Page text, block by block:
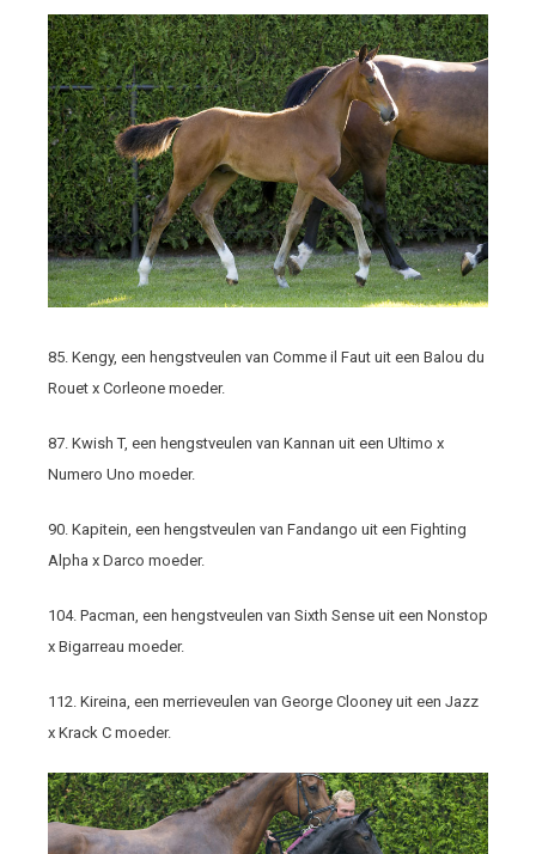
85. Kengy, een hengstveulen van Comme il Faut uit een Balou du
Rouet x Corleone moeder.
87. Kwish T, een hengstveulen van Kannan uit een Ultimo x
Numero Uno moeder.
90. Kapitein, een hengstveulen van Fandango uit een Fighting
Alpha x Darco moeder.
104. Pacman, een hengstveulen van Sixth Sense uit een Nonstop
x Bigarreau moeder.
112. Kireina, een merrieveulen van George Clooney uit een Jazz
x Krack C moeder.